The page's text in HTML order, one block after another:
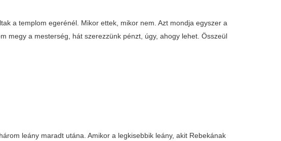
a templom egerénél. Mikor ettek, mikor nem. Azt mondja egyszer a
megy a mesterség, hát szerezzünk pénzt, úgy, ahogy lehet. Összeül
leány maradt utána. Amikor a legkisebbik leány, akit Rebekának